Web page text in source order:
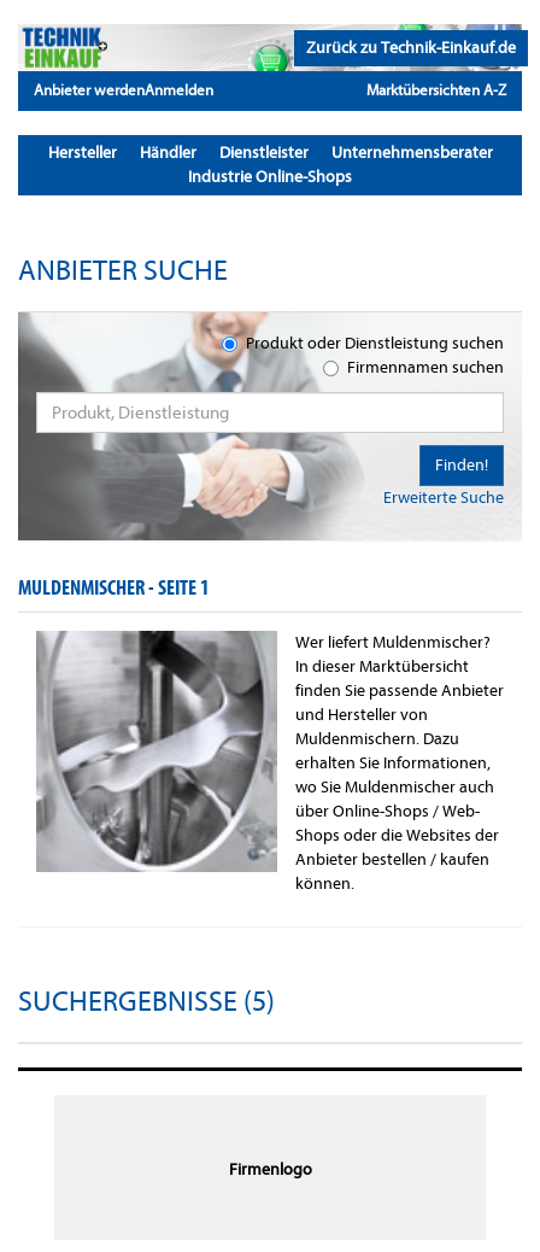
Zurück zu Technik-Einkauf.de
Anbieter werdenAnmelden Marktübersichten A-Z
Hersteller Händler Dienstleister
Unternehmensberater
Industrie Online-Shops
ANBIETER SUCHE
Produkt oder Dienstleistung suchen
Firmennamen suchen
Erweiterte Suche
Finden!
MULDENMISCHER -SEITE 1
Wer liefert Muldenmischer?
In dieser Marktübersicht
finden Sie passende Anbieter
und Hersteller von
Muldenmischern. Dazu
erhalten Sie Informationen,
wo Sie Muldenmischer auch
über Online-Shops / Web-
Shops oder die Websites der
Anbieter bestellen / kaufen
können.
SUCHERGEBNISSE (5)
Firmenlogo